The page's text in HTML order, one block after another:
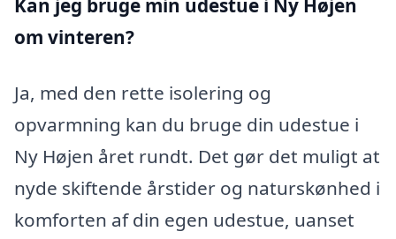
Kan jeg bruge min udestue i Ny Højen
om vinteren?
Ja, med den rette isolering og
opvarmning kan du bruge din udestue i
Ny Højen året rundt. Det gør det muligt at
nyde skiftende årstider og naturskønhed i
komforten af din egen udestue, uanset